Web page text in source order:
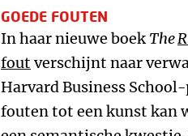
GOEDE FOUTEN
In haar nieuwe boekThe
fout verschijnt naar
Harvard Business
fouten tot een kunst kan